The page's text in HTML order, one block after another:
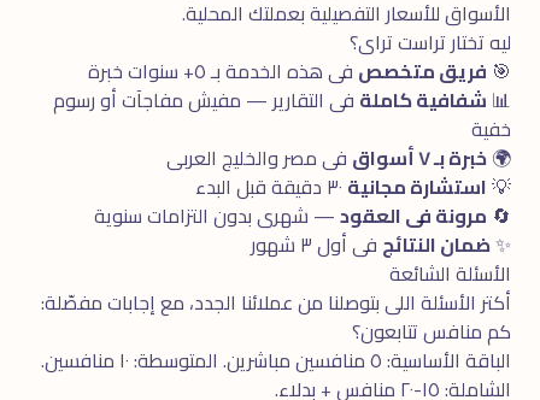
الأسواقللأسعار التفصيلية بعملتك المحلية.
ليه تختار تراست تراى؟
🎯 فريق متخصص فى هذه الخدمة بـ ٥+ سنوات خبرة
📊 شفافية كاملة فى التقارير — مفيش مفاجآت أو رسوم
خفية
🌍خبرة بـ ٧ أسواق
فى مصر والخليج العربى
💡استشارة مجانية
🔄 مرونة فى العقود— شهرى بدون التزامات سنوية
✨ضمان النتائج فى أول ٣ شهور
الأسئلة الشائعة
أكتر الأسئلة اللى بتوصلنا من عملائنا الجدد، مع إجابات مفصّلة:
كم منافس تتابعون؟
الباقة الأساسية: ٥ منافسين مباشرين. المتوسطة: ١٠ منافسين.
الشاملة: ١٥-٢٠ منافس + بدلاء.